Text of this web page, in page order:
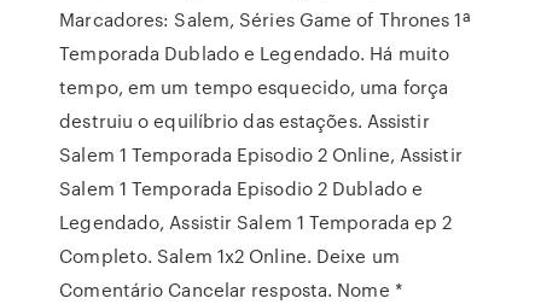
Marcadores: Salem, Séries Game of Thrones 1ª
Temporada Dublado e Legendado. Há muito
tempo, em um tempo esquecido, uma força
destruiu o equilíbrio das estações. Assistir
Salem 1 Temporada Episodio 2 Online, Assistir
Salem 1 Temporada Episodio 2 Dublado e
Legendado, Assistir Salem 1 Temporada ep 2
Completo. Salem 1x2 Online. Deixe um
Comentário Cancelar resposta. Nome *